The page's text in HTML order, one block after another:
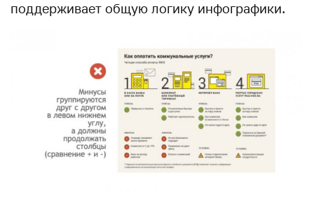
поддерживает общую логику инфографики.